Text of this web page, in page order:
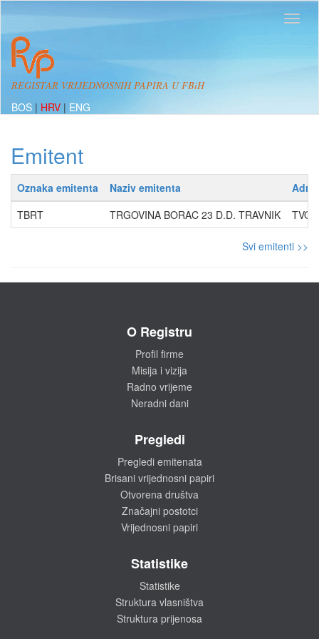
REGISTAR VRIJEDNOSNIH PAPIRA U FBiH
BOS | HRV | ENG
Emitent
Oznaka emitenta Naziv emitenta
TBRT
TRGOVINA BORAC 23 D.D. TRAVNIK
Svi emitenti >>
O Registru
Profil firme
Misija i vizija
Radno vrijeme
Neradni dani
Pregledi
Pregledi emitenata
Brisani vrijednosni papiri
Otvorena društva
Značajni postotci
Vrijednosni papiri
Statistike
Statistike
Struktura vlasništva
Struktura prijenosa